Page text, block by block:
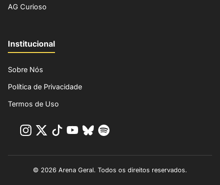
AG Curioso
Institucional
Sobre Nós
Política de Privacidade
Termos de Uso
© 2026 Arena Geral. Todos os direitos reservados.